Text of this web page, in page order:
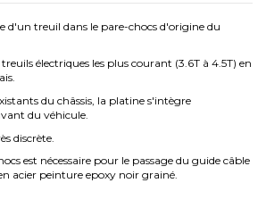
d'un treuil dans le pare-chocs d'origine du
électriques les plus courant (3.6T à 4.5T) en
du châssis, la platine s'intègre
du véhicule.
discrète.
est nécessaire pour le passage du guide câble
acier peinture epoxy noir grainé.